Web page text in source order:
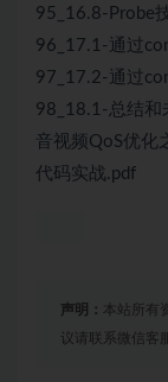
95_16.8-Probe
96_17.1-通过
97_17.2-通过
98_18.1-总结和
音视频QoS优化
代码实战.pdf
声明： 本站所有
议请联系微信客